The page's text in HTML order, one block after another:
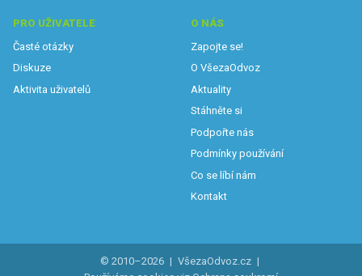
PRO UŽIVATELE
Časté otázky
Diskuze
Aktivita uživatelů
O NÁS
Zapojte se!
O VšezaOdvoz
Aktuality
Stáhněte si
Podpořte nás
Podmínky používání
Co se líbí nám
Kontakt
© 2010–2026 | VšezaOdvoz.cz |